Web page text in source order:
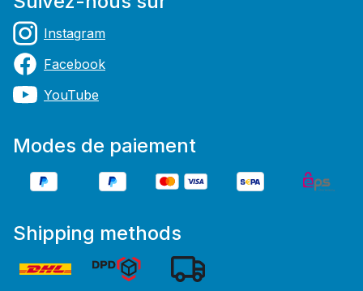
Instagram
Facebook
YouTube
Modes de paiement
Shipping methods